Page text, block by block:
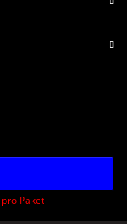
pro Paket